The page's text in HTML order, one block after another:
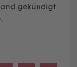
gekündigt